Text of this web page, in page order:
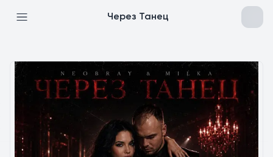
Через Танец